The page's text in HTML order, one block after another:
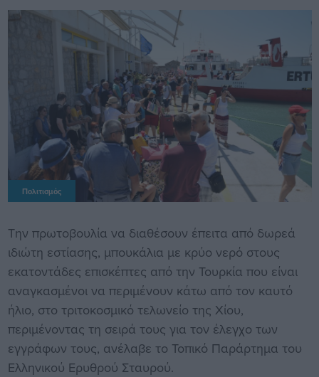
Πολιτισμός
Την πρωτοβουλία να διαθέσουν έπειτα από δωρεά
ιδιώτη εστίασης, μπουκάλια με κρύο νερό στους
εκατοντάδες επισκέπτες από την Τουρκία που είναι
αναγκασμένοι να περιμένουν κάτω από τον καυτό
ήλιο, στο τριτοκοσμικό τελωνείο της Χίου,
περιμένοντας τη σειρά τους για τον έλεγχο των
εγγράφων τους, ανέλαβε το Τοπικό Παράρτημα του
Ελληνικού Ερυθρού Σταυρού.